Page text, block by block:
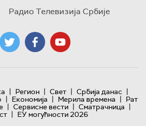
Радио Телевизија Србије
| Регион | Свет | Србија данас |
| Економија | Мерила времена | Рат
| Сервисне вести | Сматрачница |
| ЕУ могућности 2026